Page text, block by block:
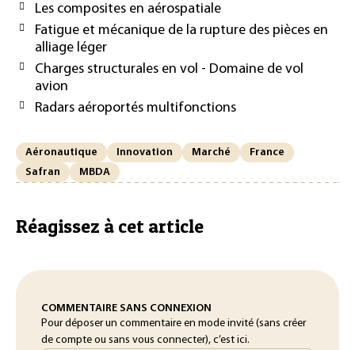
Les composites en aérospatiale
Fatigue et mécanique de la rupture des pièces en
alliage léger
Charges structurales en vol - Domaine de vol
avion
Radars aéroportés multifonctions
Aéronautique Innovation Marché
France
Safran
MBDA
Réagissez à cet article
COMMENTAIRE SANS CONNEXION
Pour déposer un commentaire en mode invité (sans créer
de compte ou sans vous connecter), c’est ici.